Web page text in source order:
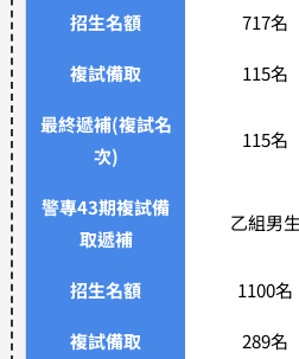
招生名額 717名
複試備取 115名
最終遞補(複試名
次)
115名
警專43期複試備
取遞補
乙組男生
招生名額 1100名
複試備取 289名